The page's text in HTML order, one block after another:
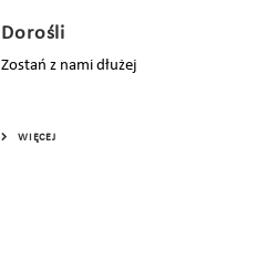
Dorośli
Zostań z nami dłużej
WIĘCEJ